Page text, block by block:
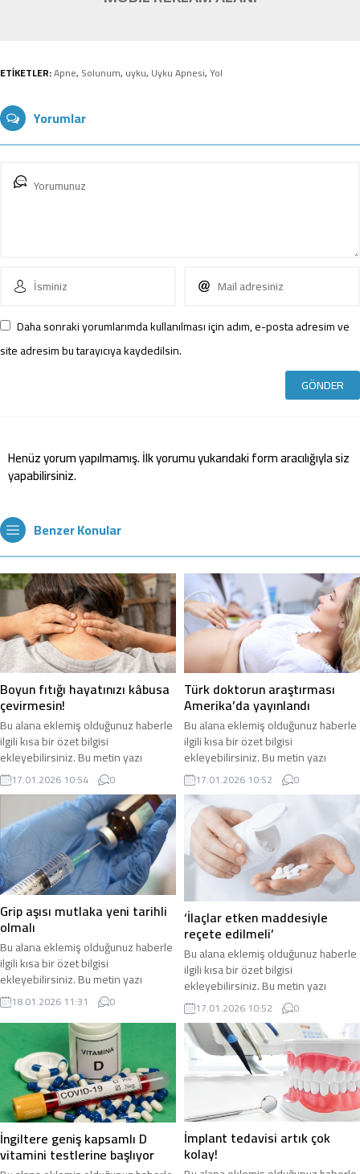
ETİKETLER:Apne, Solunum, uyku, Uyku Apnesi,Yol
Yorumlar
Daha sonraki yorumlarımda kullanılması için adım, e-posta adresim ve
site adresim bu tarayıcıya kaydedilsin.
Henüz yorum yapılmamış. İlk yorumu yukarıdaki form aracılığıyla siz
yapabilirsiniz.
Benzer Konular
Boyun fıtığı hayatınızı kâbusa
çevirmesin!
Bu alana eklemiş olduğunuz haberle
ilgili kısa bir özet bilgisi
ekleyebilirsiniz. Bu metin yazı
düzenleme sayfasında “Özet”
bölümünden eklenebilir. Özet
eklenmişse başlık altında kalın
olarak bu şekilde gösterilir,
eklenmemişse bu alan boş kalır.
17.01.2026 10:54 0
Türk doktorun araştırması
Amerika’da yayınlandı
Bu alana eklemiş olduğunuz haberle
ilgili kısa bir özet bilgisi
ekleyebilirsiniz. Bu metin yazı
düzenleme sayfasında “Özet”
bölümünden eklenebilir. Özet
eklenmişse başlık altında kalın
olarak bu şekilde gösterilir,
eklenmemişse bu alan boş kalır.
17.01.2026 10:52 0
Grip aşısı mutlaka yeni tarihli
olmalı
Bu alana eklemiş olduğunuz haberle
ilgili kısa bir özet bilgisi
ekleyebilirsiniz. Bu metin yazı
düzenleme sayfasında “Özet”
bölümünden eklenebilir. Özet
eklenmişse başlık altında kalın
olarak bu şekilde gösterilir,
eklenmemişse bu alan boş kalır.
18.01.2026 11:31 0
‘İlaçlar etken maddesiyle
reçete edilmeli’
Bu alana eklemiş olduğunuz haberle
ilgili kısa bir özet bilgisi
ekleyebilirsiniz. Bu metin yazı
düzenleme sayfasında “Özet”
bölümünden eklenebilir. Özet
eklenmişse başlık altında kalın
olarak bu şekilde gösterilir,
eklenmemişse bu alan boş kalır.
17.01.2026 10:52 0
İngiltere geniş kapsamlı D
vitamini testlerine başlıyor
İmplant tedavisi artık çok
kolay!